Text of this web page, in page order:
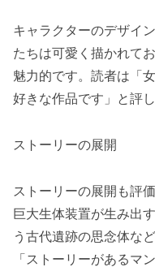
キャラクターのデザイ
たちは可愛く描かれて
魅力的です。読者は「
好きな作品です」と評し
ストーリーの展開
ストーリーの展開も評
巨大生体装置が生み出
う古代遺跡の思念体な
「ストーリーがあるマ